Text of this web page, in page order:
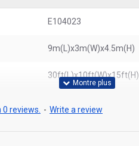
E104023
9m(L)x3m(W)x4.5m(H)
30ft(L)x10ft(W)x15ft(H)
0 reviews. - Write a review